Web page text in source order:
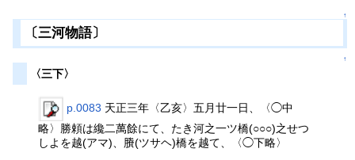
↑
〔三河物語〕
↑
〈三下〉
p.0083 天正三年〈乙亥〉五月廿一日、〈◯中
略〉勝頼は纔二萬餘にて、たき河之一ツ橋(○○○)之せつ
しよを越(アマ)、賸(ツサヘ)橋を越て、〈◯下略〉